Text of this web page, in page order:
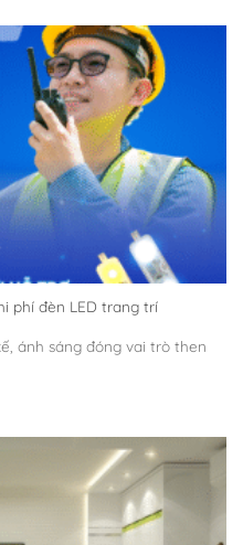
phí đèn LED trang trí
ánh sáng đóng vai trò then